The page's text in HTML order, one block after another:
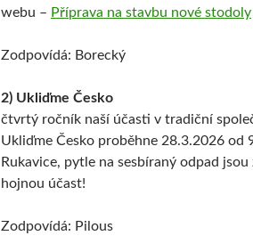
webu – Příprava na stavbu nové stodoly
Zodpovídá: Borecký
2) Ukliďme Česko
čtvrtý ročník naší účasti v tradiční
Ukliďme Česko proběhne 28.3.2026 od
Rukavice, pytle na sesbíraný odpad jsou
hojnou účast!
Zodpovídá: Pilous